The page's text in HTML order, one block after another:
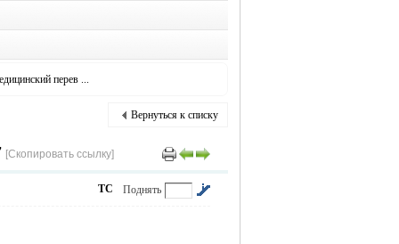
перев ...
Вернуться к списку
[Скопировать ссылку]
Поднять
ТС